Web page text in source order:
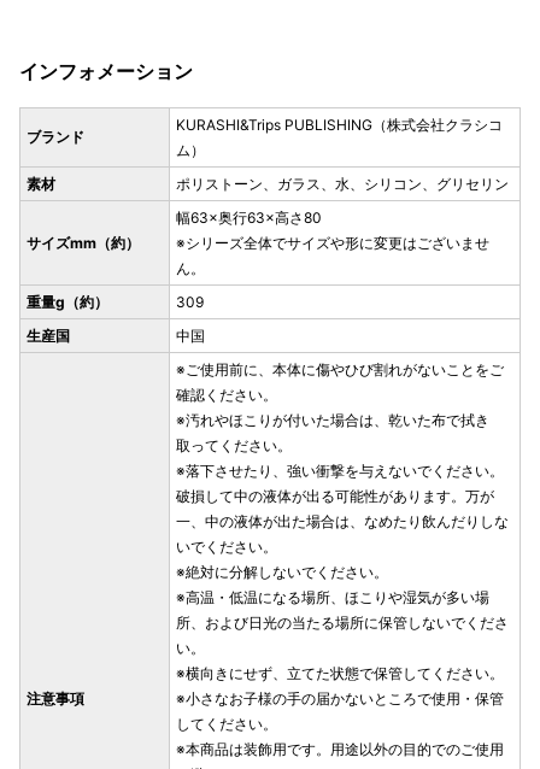
インフォメーション
ブランド
KURASHI&Trips PUBLISHING（株式会社クラシコ
ム）
素材
ポリストーン、ガラス、水、シリコン、グリセリン
サイズmm（約）
幅63×奥行63×高さ80
※シリーズ全体でサイズや形に変更はございませ
ん。
重量g（約）
309
生産国
中国
注意事項
※ご使用前に、本体に傷やひび割れがないことをご
確認ください。
※汚れやほこりが付いた場合は、乾いた布で拭き
取ってください。
※落下させたり、強い衝撃を与えないでください。
破損して中の液体が出る可能性があります。万が
一、中の液体が出た場合は、なめたり飲んだりしな
いでください。
※絶対に分解しないでください。
※高温・低温になる場所、ほこりや湿気が多い場
所、および日光の当たる場所に保管しないでくださ
い。
※横向きにせず、立てた状態で保管してください。
※小さなお子様の手の届かないところで使用・保管
してください。
※本商品は装飾用です。用途以外の目的でのご使用